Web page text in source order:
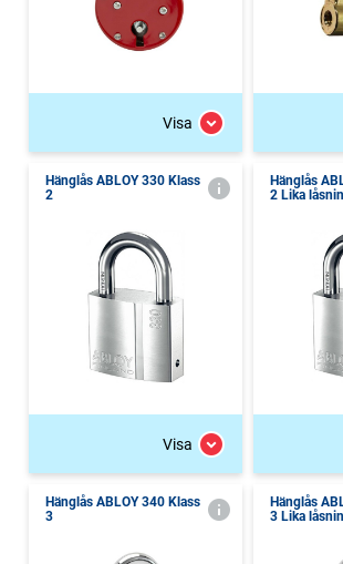
Visa
Hänglås ABLOY 330 Klass
2
Visa
Hänglås
2 Lika
Hänglås ABLOY 340 Klass
3
Hänglås
3 Lika